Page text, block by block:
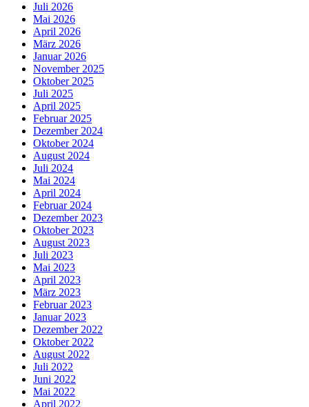
Juli 2026
Mai 2026
April 2026
März 2026
Januar 2026
November 2025
Oktober 2025
Juli 2025
April 2025
Februar 2025
Dezember 2024
Oktober 2024
August 2024
Juli 2024
Mai 2024
April 2024
Februar 2024
Dezember 2023
Oktober 2023
August 2023
Juli 2023
Mai 2023
April 2023
März 2023
Februar 2023
Januar 2023
Dezember 2022
Oktober 2022
August 2022
Juli 2022
Juni 2022
Mai 2022
April 2022